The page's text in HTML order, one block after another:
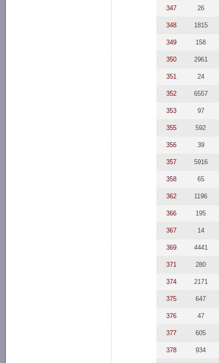
347 26
348 1815
349 158
350 2961
351 24
352 6557
353 97
355 592
356 39
357 5916
358 65
362 1196
366 195
367 14
369 4441
371 280
374 2171
375 647
376 47
377 605
378 934